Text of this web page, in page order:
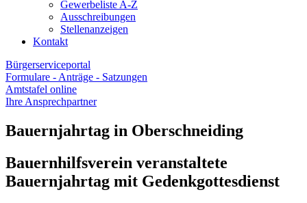
Gewerbeliste A-Z
Ausschreibungen
Stellenanzeigen
Kontakt
Bürgerserviceportal
Formulare - Anträge - Satzungen
Amtstafel online
Ihre Ansprechpartner
Bauernjahrtag in Oberschneiding
Bauernhilfsverein veranstaltete
Bauernjahrtag mit Gedenkgottesdienst